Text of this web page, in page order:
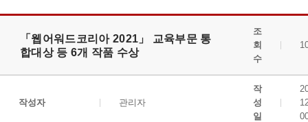
「웹어워드코리아 2021」 교육부문 통
합대상 등 6개 작품 수상
조
회
수
작성자 관리자
작
성
일